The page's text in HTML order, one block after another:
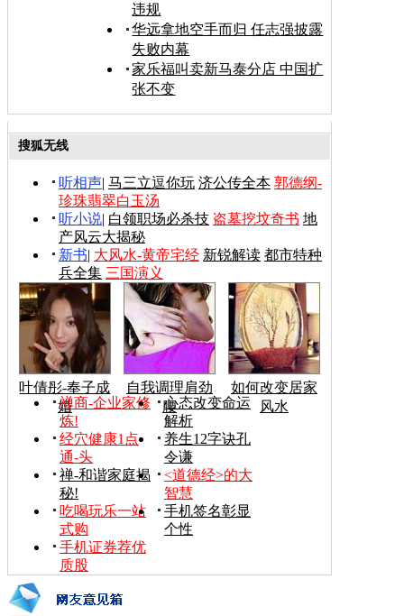
违规
华远拿地空手而归 任志强披露
失败内幕
家乐福叫卖新马泰分店 中国扩
张不变
搜狐无线
听相声| 马三立逗你玩 济公传全本 郭德纲-
珍珠翡翠白玉汤
听小说| 白领职场必杀技 盗墓挖坟奇书 地
产风云大揭秘
新书| 大风水-黄帝宅经 新锐解读 都市特种
兵全集 三国演义
叶倩彤-奉子成
婚
自我调理肩劲
腰
如何改变居家
风水
禅商-企业家修
炼!
心态改变命运
解析
经穴健康1点
通-头
养生12字诀孔
令谦
禅-和谐家庭揭
秘!
<道德经>的大
智慧
吃喝玩乐一站
式购
手机签名彰显
个性
手机证券荐优
质股